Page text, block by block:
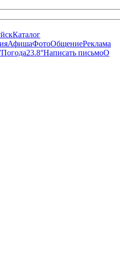
Каталог
АфишаФотоОбщениеРеклама
Погода23.8°Написать письмоО